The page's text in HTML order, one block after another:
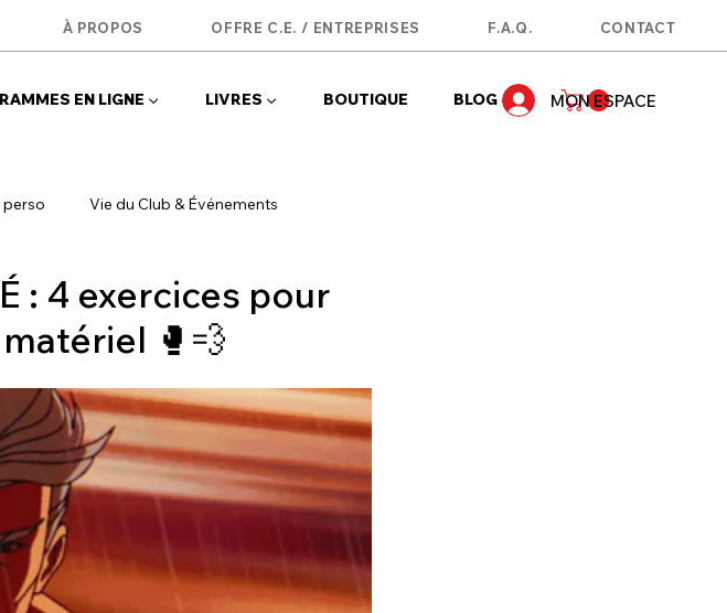
À PROPOS OFFRE C.E. / ENTREPRISES F.A.Q. CONTACT
MON ESPACE
EN LIGNE ▼ LIVRES ▼ BOUTIQUE BLOG
Vie du Club & Événements
Krav Maga vs Autres Disciplines
: 4 exercices pour
🥊💨